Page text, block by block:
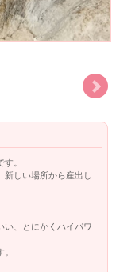
。
新しい場所から産出し
い、とにかくハイパワ